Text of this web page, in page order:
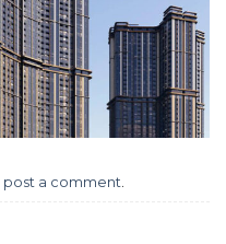
post a comment